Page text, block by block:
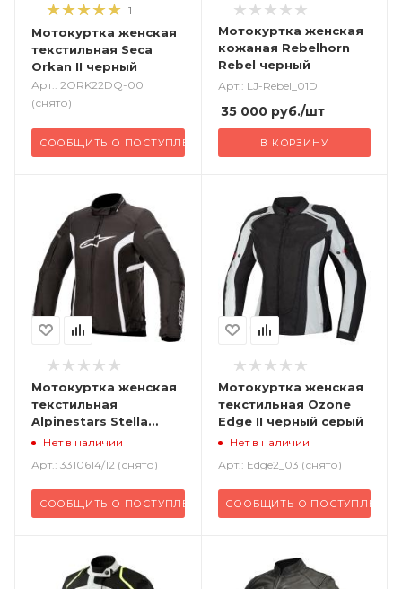
1
Мотокуртка женская
текстильная Seca
Orkan II черный
Арт.: 2ORK22DQ-00
(снято)
СООБЩИТЬ О ПОСТУПЛЕНИИ
Мотокуртка женская
кожаная Rebelhorn
Rebel черный
Арт.: LJ-Rebel_01D
35 000руб./шт
В КОРЗИНУ
Мотокуртка женская
текстильная
Alpinestars Stella
черный белый
Нет в наличии
Арт.: 3310614/12 (снято)
СООБЩИТЬ О ПОСТУПЛЕНИИ
Мотокуртка женская
текстильная Ozone
Edge II черный серый
Нет в наличии
Арт.: Edge2_03 (снято)
СООБЩИТЬ О ПОСТУПЛЕНИИ